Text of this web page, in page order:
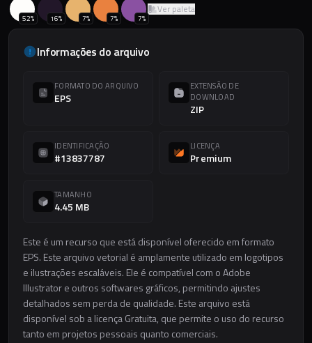
52% 16% 7% 7% 7%
Ver paleta
Informações do arquivo
FORMATO DO ARQUIVO
EPS
EXTENSÃO DE
DOWNLOAD
ZIP
IDENTIFICAÇÃO
#13837787
LICENÇA
Premium
TAMANHO
4.45 MB
Este é um recurso que está disponível oferecido em formato
EPS. Este arquivo vetorial é amplamente utilizado em logotipos
e ilustrações escaláveis. Ele é compatível com o Adobe
Illustrator e outros softwares gráficos, permitindo ajustes
detalhados sem perda de qualidade. Este arquivo está
disponível sob a licença Gratuita, que permite o uso do recurso
tanto em projetos pessoais quanto comerciais.